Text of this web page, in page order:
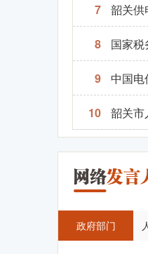
7 韶关供
8 国家
9 中国电
10 韶关市
政府部门